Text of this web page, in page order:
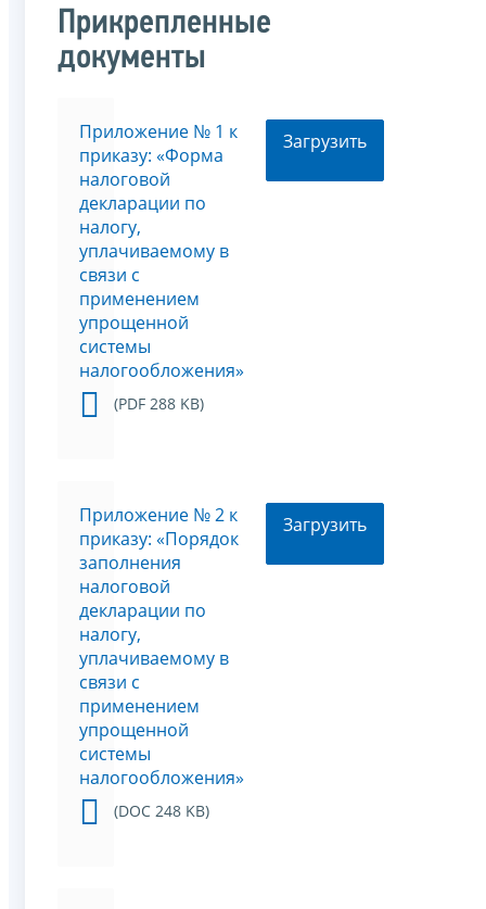
Прикрепленные
документы
Приложение № 1 к
приказу: «Форма
налоговой
декларации по
налогу,
уплачиваемому в
связи с
применением
упрощенной
системы
налогообложения»
(PDF 288 KB)
Загрузить
Приложение № 2 к
приказу: «Порядок
заполнения
налоговой
декларации по
налогу,
уплачиваемому в
связи с
применением
упрощенной
системы
налогообложения»
(DOC 248 KB)
Загрузить